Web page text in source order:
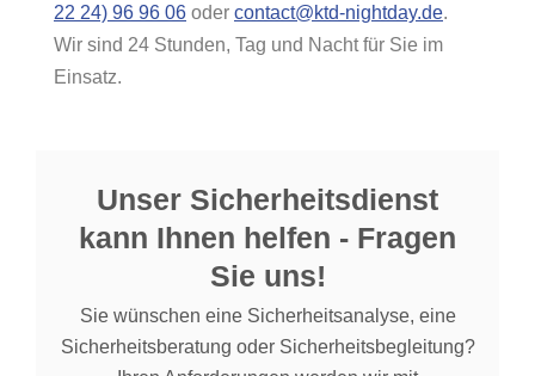
22 24) 96 96 06 oder contact@ktd-nightday.de.
Wir sind 24 Stunden, Tag und Nacht für Sie im
Einsatz.
Unser Sicherheitsdienst
kann Ihnen helfen - Fragen
Sie uns!
Sie wünschen eine Sicherheitsanalyse, eine
Sicherheitsberatung oder Sicherheitsbegleitung?